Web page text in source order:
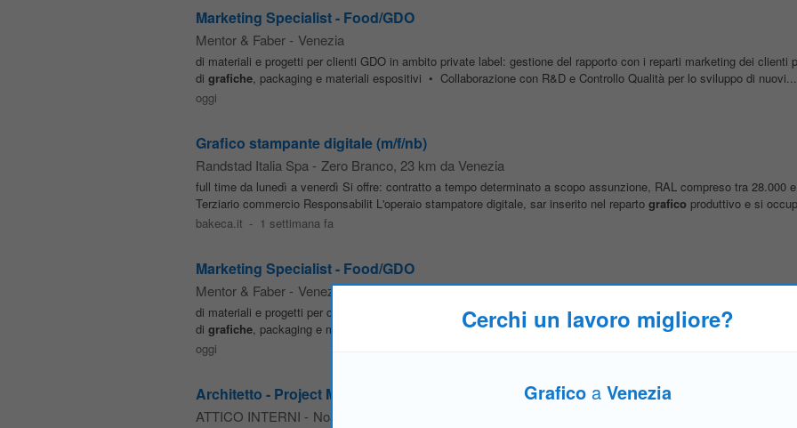
Marketing Specialist - Food/GDO
Mentor & Faber - Venezia
di materiali e progetti per clienti GDO in ambito private label: gestione del rapporto con i reparti marketing dei clienti
di grafiche, packaging e materiali espositivi • Collaborazione con R&D e Controllo Qualità per lo sviluppo di nuovi...
oggi
Grafico stampante digitale (m/f/nb)
Randstad Italia Spa - Zero Branco, 23 km da Venezia
full time da lunedì a venerdì Si offre: contratto a tempo determinato a scopo assunzione, RAL compreso tra 28.000
Terziario commercio Responsabilit L'operaio stampatore digitale, sar inserito nel reparto graficoproduttivo e si
bakeca.it - 1 settimana fa
Marketing Specialist - Food/GDO
Mentor & Faber - Venezia
di materiali e progetti per clienti GDO in ambito private label: gestione del rapporto con i reparti marketing dei clienti
di grafiche, packaging e materiali espositivi • Collaborazione con R&D e Controllo Qualità per lo sviluppo di nuovi...
oggi
Architetto - Project Manager
ATTICO INTERNI - Noale
Cerchi un lavoro migliore?
Grafico a Venezia